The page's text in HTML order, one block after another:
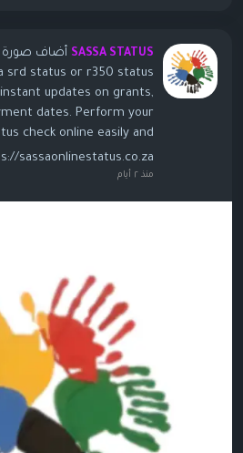
SASSA STATUS أضاف صورة
srd status or r350 status
updates on grants,
dates. Perform your
check online easily and
sassaonlinestatus.co.za/
منذ ٢ أيام